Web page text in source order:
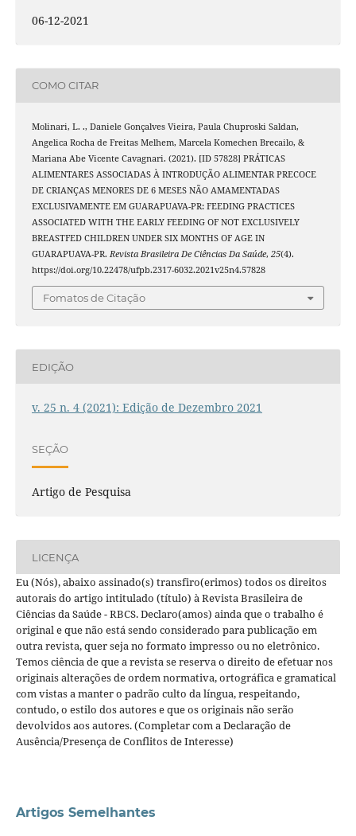
06-12-2021
COMO CITAR
Molinari, L. ., Daniele Gonçalves Vieira, Paula Chuproski Saldan,
Angelica Rocha de Freitas Melhem, Marcela Komechen Brecailo, &
Mariana Abe Vicente Cavagnari. (2021). [ID 57828] PRÁTICAS
ALIMENTARES ASSOCIADAS À INTRODUÇÃO ALIMENTAR PRECOCE
DE CRIANÇAS MENORES DE 6 MESES NÃO AMAMENTADAS
EXCLUSIVAMENTE EM GUARAPUAVA-PR: FEEDING PRACTICES
ASSOCIATED WITH THE EARLY FEEDING OF NOT EXCLUSIVELY
BREASTFED CHILDREN UNDER SIX MONTHS OF AGE IN
GUARAPUAVA-PR. Revista Brasileira De Ciências Da Saúde, 25(4).
https://doi.org/10.22478/ufpb.2317-6032.2021v25n4.57828
Fomatos de Citação
EDIÇÃO
v. 25 n. 4 (2021): Edição de Dezembro 2021
SEÇÃO
Artigo de Pesquisa
LICENÇA
Eu (Nós), abaixo assinado(s) transfiro(erimos) todos os direitos
autorais do artigo intitulado (título) à Revista Brasileira de
Ciências da Saúde - RBCS. Declaro(amos) ainda que o trabalho é
original e que não está sendo considerado para publicação em
outra revista, quer seja no formato impresso ou no eletrônico.
Temos ciência de que a revista se reserva o direito de efetuar nos
originais alterações de ordem normativa, ortográfica e gramatical
com vistas a manter o padrão culto da língua, respeitando,
contudo, o estilo dos autores e que os originais não serão
devolvidos aos autores. (Completar com a Declaração de
Ausência/Presença de Conflitos de Interesse)
Artigos Semelhantes